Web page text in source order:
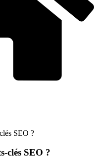
SEO ?
clés SEO ?